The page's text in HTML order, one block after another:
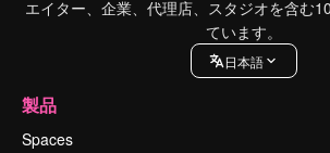
エイター、企業、代理店、スタジオを含む
ています。
日本語
製品
Spaces